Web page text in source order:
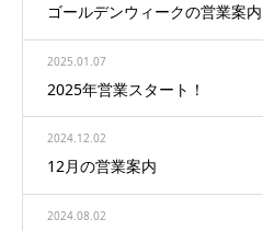
ゴールデンウィークの営業案内
2025.01.07
2025年営業スタート！
2024.12.02
12月の営業案内
2024.08.02